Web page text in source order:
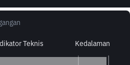
Teknis Kedalaman